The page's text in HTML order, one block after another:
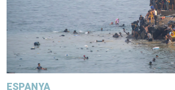
ESPANYA